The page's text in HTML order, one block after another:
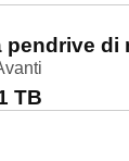
pendrive di
TB